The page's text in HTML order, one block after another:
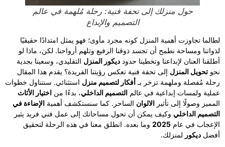
حول منزلك إلى تحفة فنية: رحلة مُلهمة في عالم
التصميم والإبداع
لطالما تجاوزت أهمية المنزل كونه مجرد مأوى؛ فهو يمثل امتدادًا حقيقيًا
لذواتنا ومساحة نطمح أن تجسد ذوقنا الرفيع وتلهم أرواحنا. لكن، ماذا لو
أطلقنا العنان لإبداعنا وتخطينا حدود ديكور المنزل التقليدي، وسعينا بجدية
نحو تحويل المنزل إلى تحفة فنية تعكس رؤيتنا الفريدة؟ يقدم هذا المقال
رحلة مُفصلة وملهمة تزخر بـ أفكار لتصميم منزل استثنائي. سنتناول خطوات
عملية ولمسات إبداعية في عالم التصميم الداخلي، بدءًا من اختيار الأثاث
المميز وصولًا إلى تأثير الالوان الساحر. كما سنستكشف أهمية الإضاءة في
التصميم الداخلي وكيف يمكن أن تحول مساحاتك إلى عمل فني فريد يثير
الإعجاب في عام 2025 وما بعده. انطلق معنا في هذه الرحلة لتحقيق
أفضل ديكور لمنزلك.